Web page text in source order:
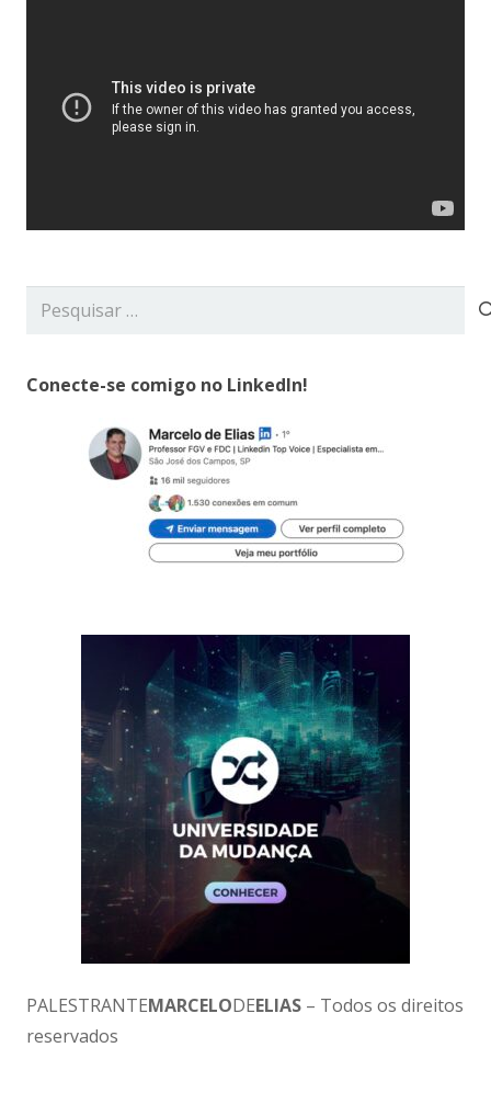
Pesquisar
Conecte-se comigo no LinkedIn!
PALESTRANTEMARCELODEELIAS – Todos os direitos
reservados